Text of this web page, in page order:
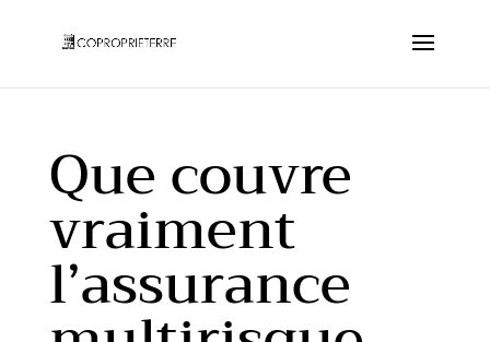
Que couvre
vraiment
l’assurance